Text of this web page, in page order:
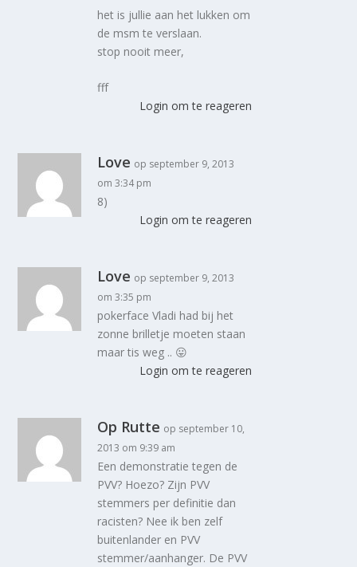
het is jullie aan het lukken om
de msm te verslaan.
stop nooit meer,
fff
Login om te reageren
Love op september 9, 2013
om 3:34 pm
8)
Login om te reageren
Love op september 9, 2013
om 3:35 pm
pokerface Vladi had bij het
zonne brilletje moeten staan
maar tis weg .. 😛
Login om te reageren
Op Rutte op september 10,
2013 om 9:39 am
Een demonstratie tegen de
PVV? Hoezo? Zijn PVV
stemmers per definitie dan
racisten? Nee ik ben zelf
buitenlander en PVV
stemmer/aanhanger. De PVV